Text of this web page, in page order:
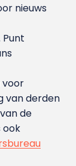
nieuws
voor
van derden
de
ook